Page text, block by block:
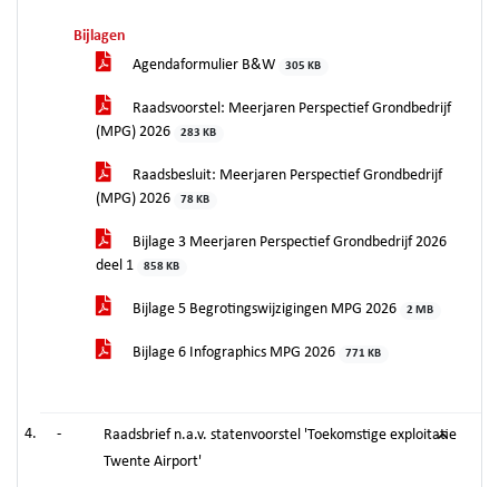
Bijlagen
Agendaformulier B&W
305 KB
Raadsvoorstel: Meerjaren Perspectief Grondbedrijf
(MPG) 2026
283 KB
Raadsbesluit: Meerjaren Perspectief Grondbedrijf
(MPG) 2026
78 KB
Bijlage 3 Meerjaren Perspectief Grondbedrijf 2026
deel 1
858 KB
Bijlage 5 Begrotingswijzigingen MPG 2026 2 MB
Bijlage 6 Infographics MPG 2026 771 KB
-
Raadsbrief n.a.v. statenvoorstel 'Toekomstige exploitatie
Twente Airport'